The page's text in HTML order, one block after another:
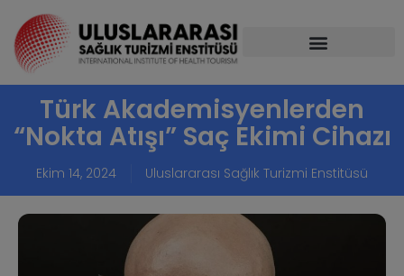
Türk Akademisyenlerden
“Nokta Atışı” Saç Ekimi Cihazı
Ekim 14, 2024 Uluslararası Sağlık Turizmi Enstitüsü